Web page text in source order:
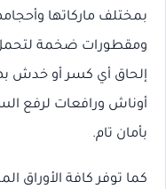
بمختلف ماركاتها
ومقطورات ضخمة
إلحاق أي كسر أو خدش
أوناش ورافعات لرفع
بأمان تام.
كما توفر كافة الأوراق